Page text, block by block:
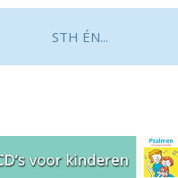
STH ÉN...